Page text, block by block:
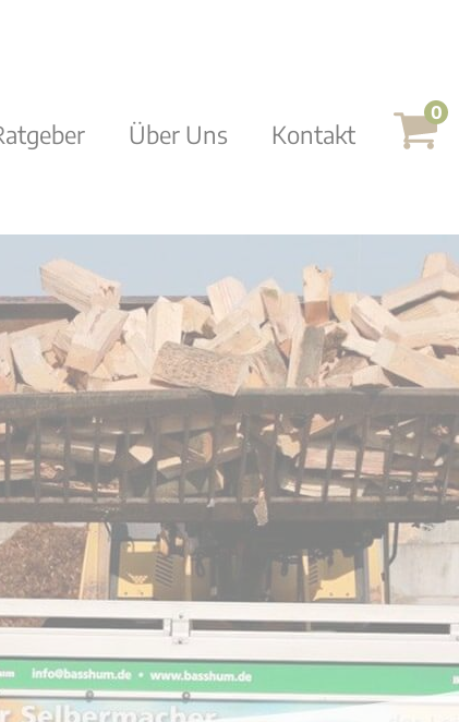
Über Uns Kontakt
0